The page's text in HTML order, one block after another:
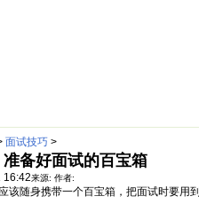
面试技巧 >
备好面试的百宝箱
16:42来源: 作者:
该随身携带一个百宝箱，把面试时要用